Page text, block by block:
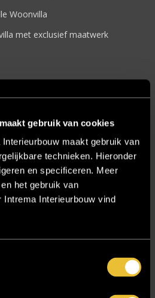
gebruik van cookies
maakt gebruik van
technieken. Hieronder
en specificeren. Meer
het gebruik van
Intrema Interieurbouw vind
Woonvilla
met exclusief maatwerk
interieurbouwer